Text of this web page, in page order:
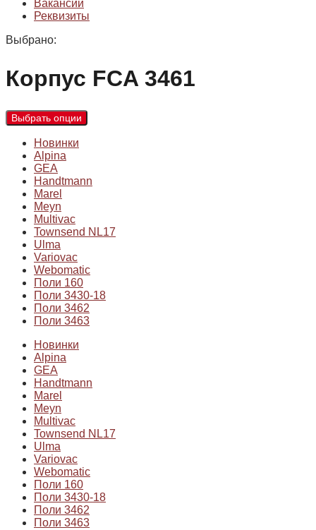
Вакансии
Реквизиты
Выбрано:
Корпус FCA 3461
Выбрать опции
Новинки
Alpina
GEA
Handtmann
Marel
Meyn
Multivac
Townsend NL17
Ulma
Variovac
Webomatic
Поли 160
Поли 3430-18
Поли 3462
Поли 3463
Новинки
Alpina
GEA
Handtmann
Marel
Meyn
Multivac
Townsend NL17
Ulma
Variovac
Webomatic
Поли 160
Поли 3430-18
Поли 3462
Поли 3463